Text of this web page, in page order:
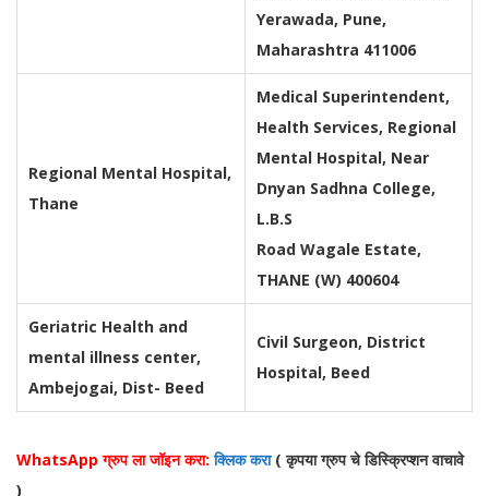
Yerawada, Pune,
Maharashtra 411006
Regional Mental Hospital,
Thane
Medical Superintendent,
Health Services, Regional
Mental Hospital, Near
Dnyan Sadhna College,
L.B.S
Road Wagale Estate,
THANE (W) 400604
Geriatric Health and
mental illness center,
Ambejogai, Dist- Beed
Civil Surgeon, District
Hospital, Beed
WhatsApp ग्रुप ला जॉइन करा: क्लिक करा ( कृपया ग्रुप चे डिस्क्रिप्शन वाचावे
)